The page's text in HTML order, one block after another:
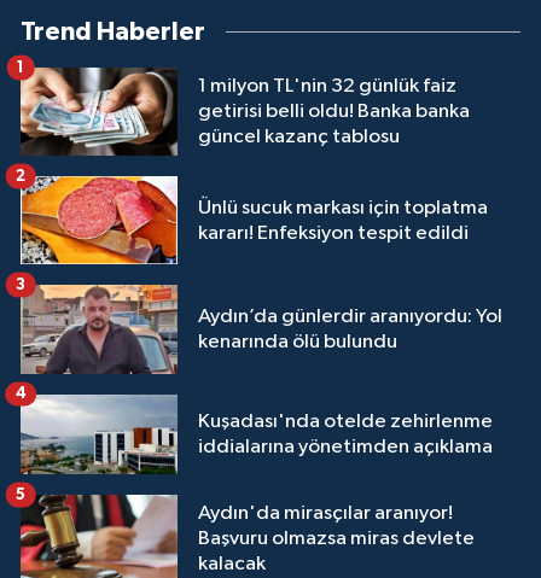
Trend Haberler
1 milyon TL'nin 32 günlük faiz
getirisi belli oldu! Banka banka
güncel kazanç tablosu
1
Ünlü sucuk markası için toplatma
kararı! Enfeksiyon tespit edildi
2
Aydın’da günlerdir aranıyordu: Yol
kenarında ölü bulundu
3
Kuşadası'nda otelde zehirlenme
iddialarına yönetimden açıklama
4
Aydın'da mirasçılar aranıyor!
Başvuru olmazsa miras devlete
kalacak
5